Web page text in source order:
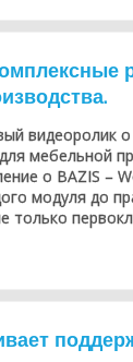
видеоролик
мебельной
о BAZIS –
модуля до
только